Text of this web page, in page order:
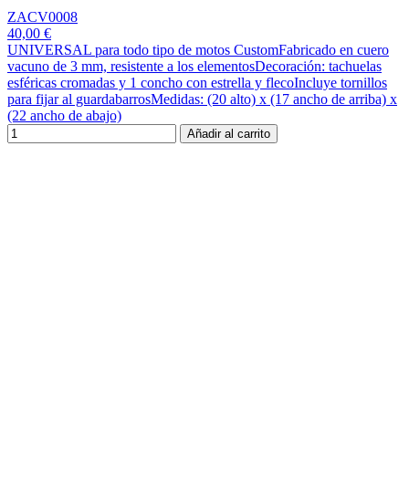
ZACV0008
40,00 €
UNIVERSAL para todo tipo de motos CustomFabricado en cuero
vacuno de 3 mm, resistente a los elementosDecoración: tachuelas
esféricas cromadas y 1 concho con estrella y flecoIncluye tornillos
para fijar al guardabarrosMedidas: (20 alto) x (17 ancho de arriba) x
(22 ancho de abajo)
Añadir al carrito